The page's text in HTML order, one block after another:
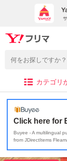
カテゴリ
Click here for
Buyee - A multilingual
from JDirectItems